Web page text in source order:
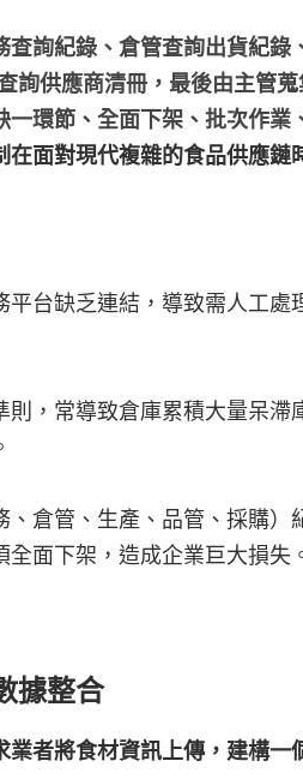
詢紀錄、倉管查詢出貨紀錄
詢供應商清冊，最後由主管
環節、全面下架、批次作業
在面對現代複雜的食品供應鏈
台缺乏連結，導致需人工處
，常導致倉庫累積大量呆滯
倉管、生產、品管、採購）
面下架，造成企業巨大損失
據整合
者將食材資訊上傳，建構一